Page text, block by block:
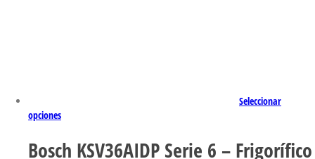
Seleccionar
opciones
Bosch KSV36AIDP Serie 6 – Frigorífico